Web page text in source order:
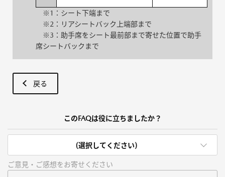
※1：シート下端まで
※2：リアシートバック上端部まで
※3：助手席をシート最前部まで寄せた位置で助手
席シートバックまで
戻る
このFAQは役に立ちましたか？
(選択してください)
ご意見・ご感想をお寄せください